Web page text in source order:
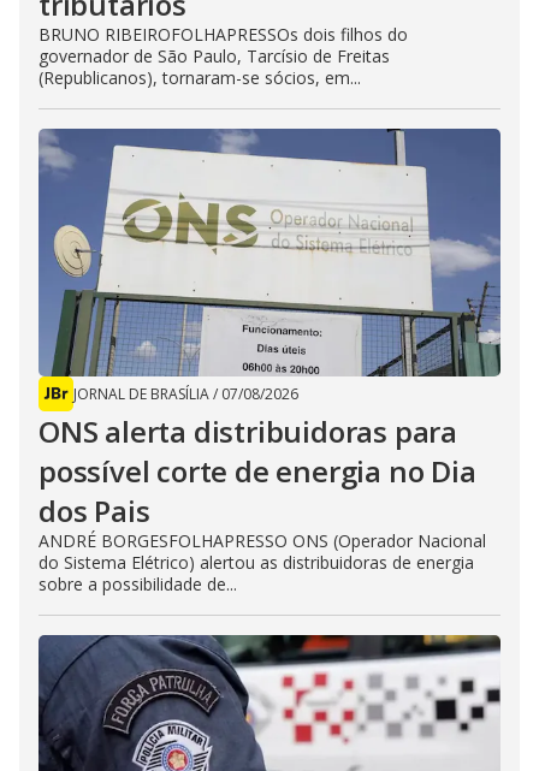
BRUNO RIBEIROFOLHAPRESSOs dois filhos do
governador de São Paulo, Tarcísio de Freitas
(Republicanos), tornaram-se sócios, em...
JORNAL DE BRASÍLIA/ 07/08/2026
ONS alerta distribuidoras para
possível corte de energia no Dia
dos Pais
ANDRÉ BORGESFOLHAPRESSO ONS (Operador Nacional
do Sistema Elétrico) alertou as distribuidoras de energia
sobre a possibilidade de...